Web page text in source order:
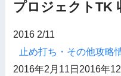
プロジェクトTK
2016 2/11
止め打ち・その他攻略
2016年2月11日 2016年